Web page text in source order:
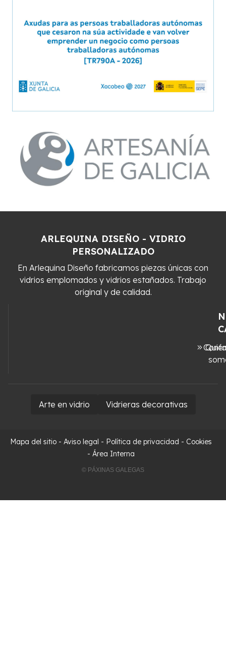
ARLEQUINA DISEÑO - VIDRIO
PERSONALIZADO
En Arlequina Diseño fabricamos piezas únicas con
vidrios emplomados y vidrios estañados. Trabajo
original y de calidad.
Arte en vidrio Vidrieras decorativas
Mapa del sitio - Aviso legal - Política de privacidad - Cookies
- Área Interna
© PÁXINAS GALEGAS